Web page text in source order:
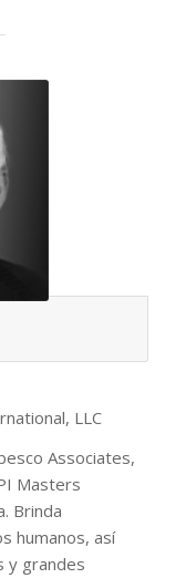
LLC
Associates,
Masters
Brinda
humanos, así
y grandes